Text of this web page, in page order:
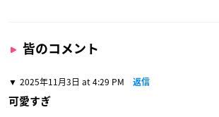
皆のコメント
2025年11月3日 at 4:29 PM 返信
可愛すぎ